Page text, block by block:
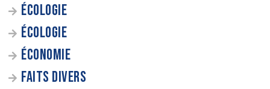
ÉCOLOGIE
ÉCOLOGIE
ÉCONOMIE
FAITS DIVERS